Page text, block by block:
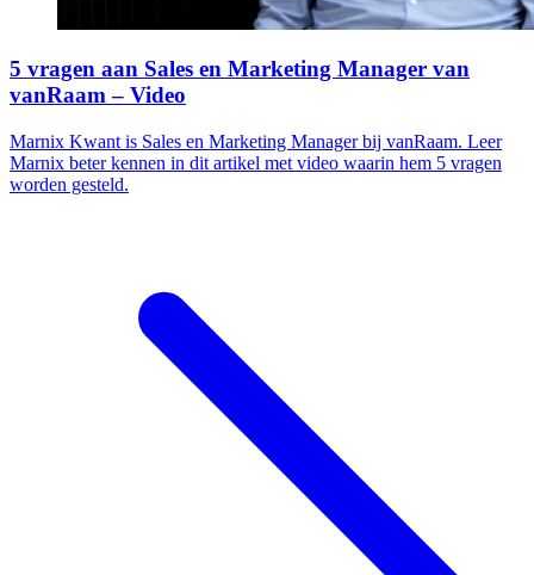
5 vragen aan Sales en Marketing Manager van
vanRaam – Video
Marnix Kwant is Sales en Marketing Manager bij vanRaam. Leer
Marnix beter kennen in dit artikel met video waarin hem 5 vragen
worden gesteld.